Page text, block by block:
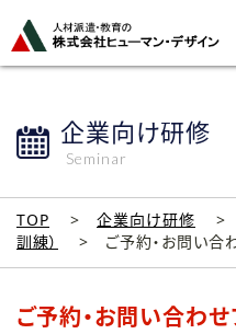
企業向け研修
Seminar
TOP 企業向け研修
訓練）
ご予約・お問い合
ご予約・お問い合わせ
ジ
ト